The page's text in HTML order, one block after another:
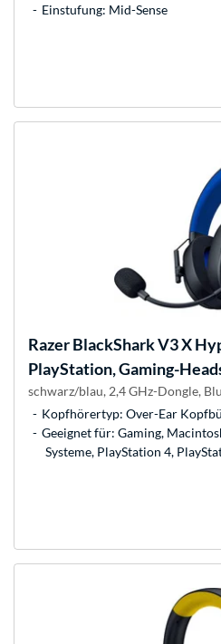
Einstufung: Mid-Sense
RazerBlackShark V3 X
PlayStation, Gaming-
schwarz/blau, 2,4 GHz-Dongle,
Kopfhörertyp: Over-Ear
Geeignet für: Gaming,
Systeme, PlayStation 4,